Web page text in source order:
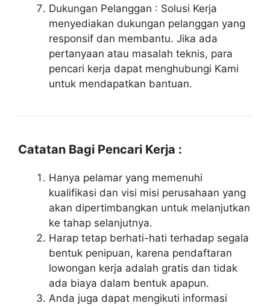
Dukungan Pelanggan : Solusi Kerja
menyediakan dukungan pelanggan yang
responsif dan membantu. Jika ada
pertanyaan atau masalah teknis, para
pencari kerja dapat menghubungi Kami
untuk mendapatkan bantuan.
Catatan Bagi Pencari Kerja :
Hanya pelamar yang memenuhi
kualifikasi dan visi misi perusahaan yang
akan dipertimbangkan untuk melanjutkan
ke tahap selanjutnya.
Harap tetap berhati-hati terhadap segala
bentuk penipuan, karena pendaftaran
lowongan kerja adalah gratis dan tidak
ada biaya dalam bentuk apapun.
Anda juga dapat mengikuti informasi